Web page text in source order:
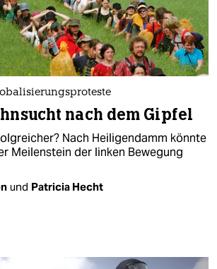
nach dem Gipfel
Nach Heiligendamm könnte
Meilenstein der linken Bewegung
und Patricia Hecht